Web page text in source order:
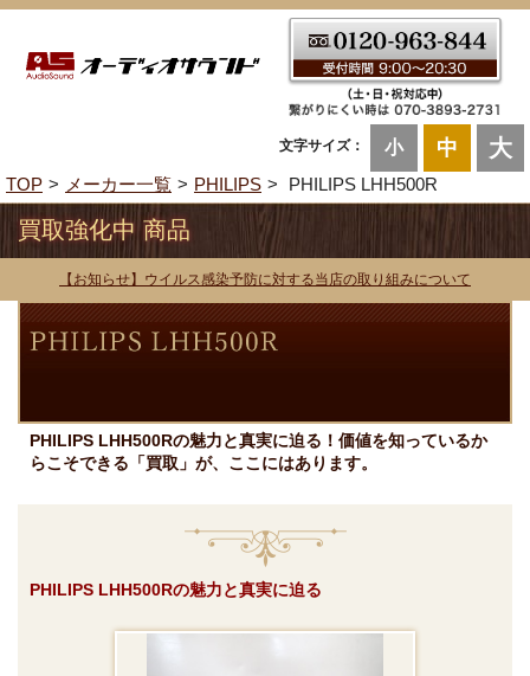
文字サイズ： 小 中 大
TOP メーカー一覧 PHILIPS PHILIPS LHH500R
買取強化中 商品
【お知らせ】ウイルス感染予防に対する当店の取り組みについて
PHILIPS LHH500Rの魅力と真実に迫る！価値を知っているか
らこそできる「買取」が、ここにはあります。
PHILIPS LHH500Rの魅力と真実に迫る